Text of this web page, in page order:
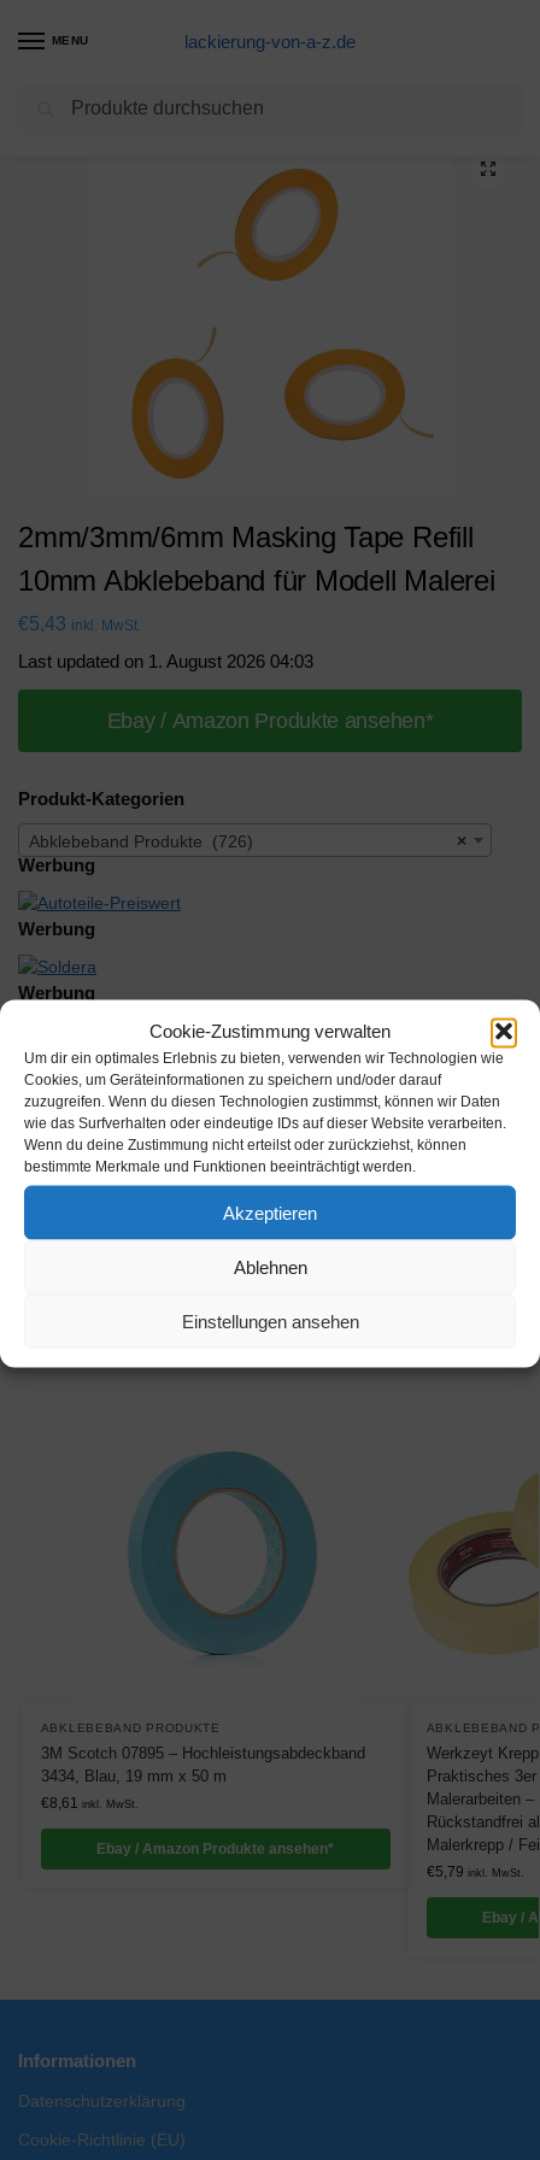
Cookie-Zustimmung verwalten
Um dir ein optimales Erlebnis zu bieten, verwenden wir Technologien wie
Cookies, um Geräteinformationen zu speichern und/oder darauf
zuzugreifen. Wenn du diesen Technologien zustimmst, können wir Daten
wie das Surfverhalten oder eindeutige IDs auf dieser Website verarbeiten.
Wenn du deine Zustimmung nicht erteilst oder zurückziehst, können
bestimmte Merkmale und Funktionen beeinträchtigt werden.
Akzeptieren
Ablehnen
Einstellungen ansehen
MENU lackierung-von-a-z.de
Abklebeband Produkte 2mm/3mm/6mm Masking Tape Refill 10mm Abklebeband für Modell Malerei
2mm/3mm/6mm Masking Tape Refill
10mm Abklebeband für Modell Malerei
€5,43 inkl. MwSt.
Last updated on 1. August 2026 04:03
Ebay / Amazon Produkte ansehen*
Produkt-Kategorien
×
Abklebeband Produkte (726)
Werbung
Werbung
Werbung
Beschreibung
Abklebeband Produkte
ABKLEBEBAND PRODUKTE
3M Scotch 07895 – Hochleistungsabdeckband
3434, Blau, 19 mm x 50 m
€8,61 inkl. MwSt.
Ebay / Amazon Produkte ansehen*
ABKLEBEBAND
Werkzeyt
Praktisches
Malerarbeiten
Rückstandfrei
Malerkrepp /
€5,79 inkl. MwSt.
Ebay /
Informationen
Datenschutzerklärung
Cookie-Richtlinie (EU)